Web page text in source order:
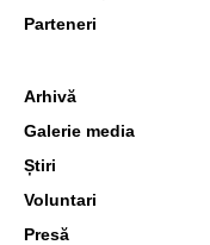
Arhivă
Galerie media
Știri
Voluntari
Presă
Parteneri